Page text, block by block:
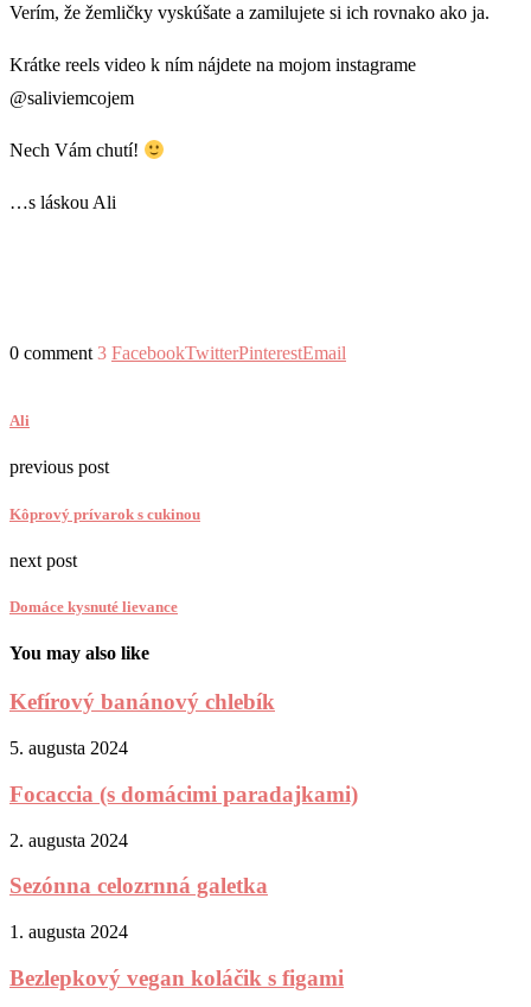
Verím, že žemličky vyskúšate a zamilujete si ich rovnako ako ja.
Krátke reels video k ním nájdete na mojom instagrame
@saliviemcojem
Nech Vám chutí!
…s láskou Ali
0 comment 3 FacebookTwitterPinterestEmail
Ali
previous post
Kôprový prívarok s cukinou
next post
Domáce kysnuté lievance
You may also like
Kefírový banánový chlebík
5. augusta 2024
Focaccia (s domácimi paradajkami)
2. augusta 2024
Sezónna celozrnná galetka
1. augusta 2024
Bezlepkový vegan koláčik s figami